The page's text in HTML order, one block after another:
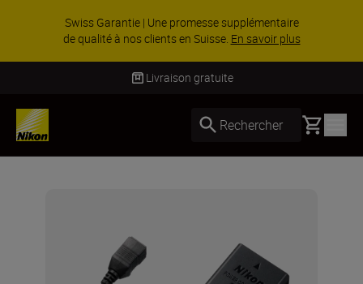
Swiss Garantie | Une promesse supplémentaire
de qualité à nos clients en Suisse. En savoir plus
Livraison gratuite
Rechercher Basket